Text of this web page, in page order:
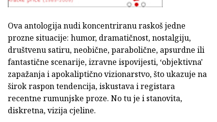
Ova antologija nudi koncentriranu raskoš jedne
prozne situacije: humor, dramatičnost, nostalgiju,
društvenu satiru, neobične, parabolične, apsurdne ili
fantastične scenarije, izravne ispovijesti, ‘objektivna'
zapažanja i apokaliptično vizionarstvo, što ukazuje na
širok raspon tendencija, iskustava i registara
recentne rumunjske proze. No tu je i stanovita,
diskretna, vizija cjeline.